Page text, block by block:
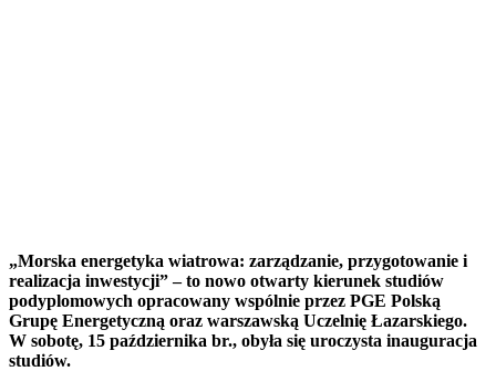
„Morska energetyka wiatrowa: zarządzanie, przygotowanie i
realizacja inwestycji” – to nowo otwarty kierunek studiów
podyplomowych opracowany wspólnie przez PGE Polską
Grupę Energetyczną oraz warszawską Uczelnię Łazarskiego.
W sobotę, 15 października br., obyła się uroczysta inauguracja
studiów.